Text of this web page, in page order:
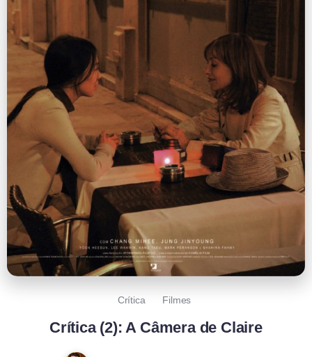
Crítica Filmes
Crítica (2): A Câmera de Claire